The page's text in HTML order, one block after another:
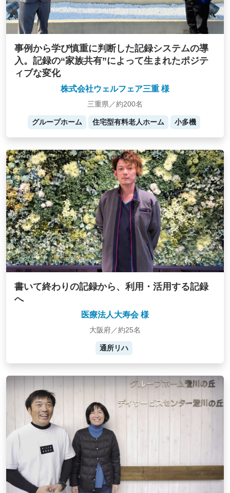
事例から学び慎重に判断した記録システムの導
入。記録の“家族共有”によって生まれたポジテ
ィブな変化
株式会社ウェルフェア三重 様
三重県／約200名
グループホーム 住宅型有料老人ホーム 小多機
書いて終わりの記録から、利用・活用する記録
へ
医療法人大寿会 様
大阪府／約25名
通所リハ